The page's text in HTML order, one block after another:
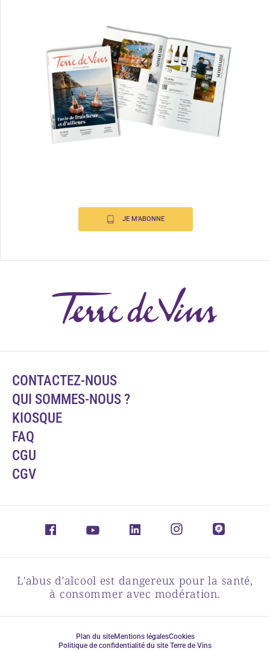
JE M'ABONNE
CONTACTEZ-NOUS
QUI SOMMES-NOUS ?
KIOSQUE
FAQ
CGU
CGV
L'abus d'alcool est dangereux pour la santé,
à consommer avec modération.
Plan du siteMentions légalesCookies
Politique de confidentialité du site Terre de Vins